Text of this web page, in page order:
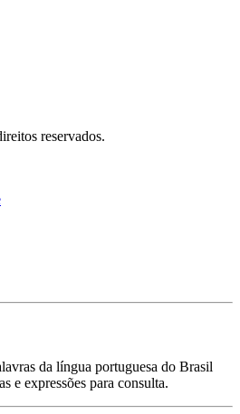
reservados.
da língua portuguesa do Brasil
e expressões para consulta.